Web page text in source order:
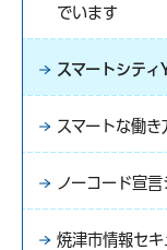
でいます
スマートシテ
スマートな働き
ノーコード宣
焼津市情報セキ